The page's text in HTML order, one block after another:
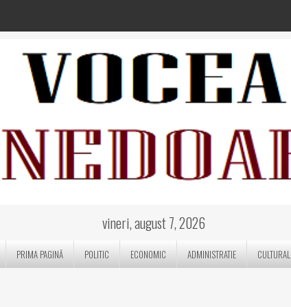
vineri, august 7, 2026
PRIMA PAGINĂ POLITIC ECONOMIC ADMINISTRATIE CULTURAL